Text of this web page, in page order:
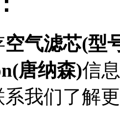
空气滤芯(型
唐纳森)信
我们了解